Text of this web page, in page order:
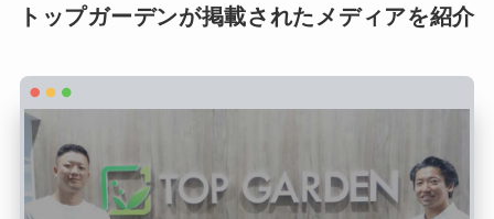
トップガーデンが掲載されたメディアを紹介